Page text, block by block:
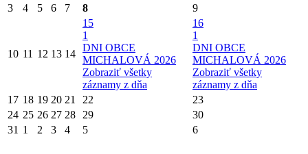
3
4 5 6 7 8 9
10 11 12 13 14
15
1
DNI OBCE
MICHALOVÁ 2026
Zobraziť všetky
záznamy z dňa
16
1
DNI OBCE
MICHALOVÁ 2026
Zobraziť všetky
záznamy z dňa
17 18 19 20 21 22
23
24 25 26 27 28 29
30
31 1 2 3 4 5 6